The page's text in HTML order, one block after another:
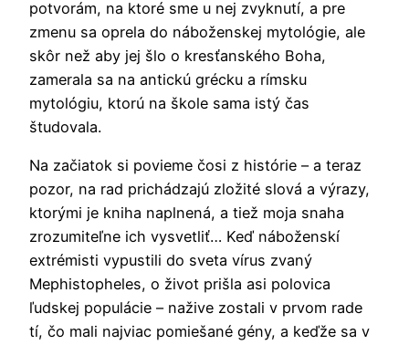
potvorám, na ktoré sme u nej zvyknutí, a pre
zmenu sa oprela do náboženskej mytológie, ale
skôr než aby jej šlo o kresťanského Boha,
zamerala sa na antickú grécku a rímsku
mytológiu, ktorú na škole sama istý čas
študovala.
Na začiatok si povieme čosi z histórie – a teraz
pozor, na rad prichádzajú zložité slová a výrazy,
ktorými je kniha naplnená, a tiež moja snaha
zrozumiteľne ich vysvetliť… Keď náboženskí
extrémisti vypustili do sveta vírus zvaný
Mephistopheles, o život prišla asi polovica
ľudskej populácie – nažive zostali v prvom rade
tí, čo mali najviac pomiešané gény, a keďže sa v